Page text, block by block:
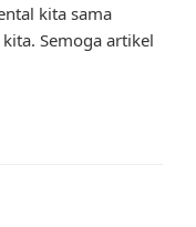
kita sama
Semoga artikel